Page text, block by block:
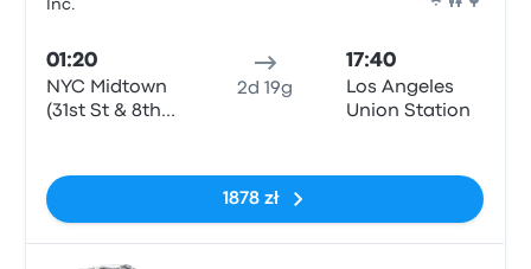
Inc.
01:20
NYC Midtown
(31st St & 8th
2d 19g
17:40
Los Angeles
Union Station
1878 zł